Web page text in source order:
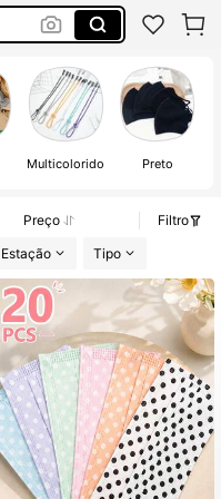
Multicolorido Preto
Preço
Filtro
Estação Tipo